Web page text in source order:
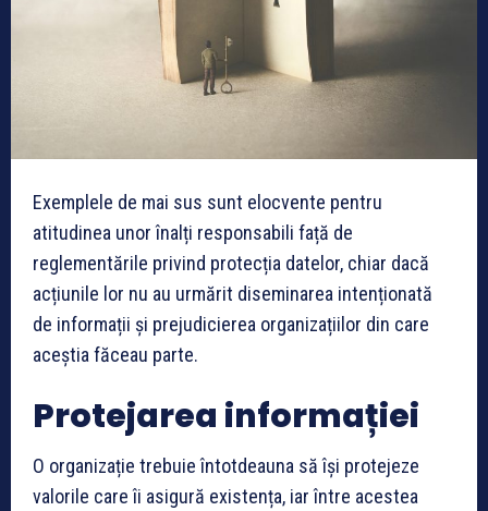
Exemplele de mai sus sunt elocvente pentru
atitudinea unor înalți responsabili față de
reglementările privind protecția datelor, chiar dacă
acțiunile lor nu au urmărit diseminarea intenționată
de informații și prejudicierea organizațiilor din care
aceștia făceau parte.
Protejarea informației
O organizație trebuie întotdeauna să își protejeze
valorile care îi asigură existența, iar între acestea